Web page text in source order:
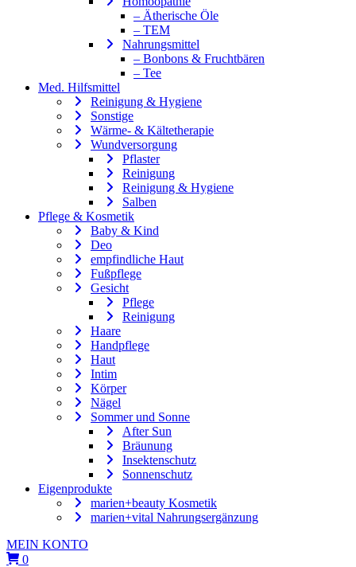
– Ätherische Öle
– TEM
Nahrungsmittel
– Bonbons & Fruchtbären
– Tee
Med. Hilfsmittel
Reinigung & Hygiene
Sonstige
Wärme- & Kältetherapie
Wundversorgung
Pflaster
Reinigung
Reinigung & Hygiene
Salben
Pflege & Kosmetik
Baby & Kind
Deo
empfindliche Haut
Fußpflege
Gesicht
Pflege
Reinigung
Haare
Handpflege
Haut
Intim
Körper
Nägel
Sommer und Sonne
After Sun
Bräunung
Insektenschutz
Sonnenschutz
Eigenprodukte
marien+beauty Kosmetik
marien+vital Nahrungsergänzung
MEIN KONTO
0